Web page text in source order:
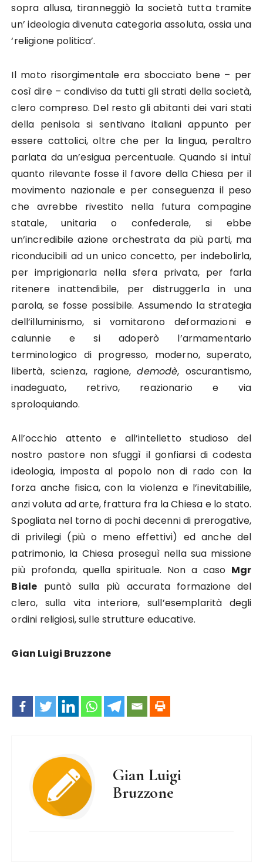
sopra allusa, tiranneggiò la società tutta tramite
un’ ideologia divenuta categoria assoluta, ossia una
‘religione politica’.
Il moto risorgimentale era sbocciato bene – per
così dire – condiviso da tutti gli strati della società,
clero compreso. Del resto gli abitanti dei vari stati
della penisola si sentivano italiani appunto per
essere cattolici, oltre che per la lingua, peraltro
parlata da un’esigua percentuale. Quando si intuì
quanto rilevante fosse il favore della Chiesa per il
movimento nazionale e per conseguenza il peso
che avrebbe rivestito nella futura compagine
statale, unitaria o confederale, si ebbe
un’incredibile azione orchestrata da più parti, ma
riconducibili ad un unico concetto, per indebolirla,
per imprigionarla nella sfera privata, per farla
ritenere inattendibile, per distruggerla in una
parola, se fosse possibile. Assumendo la strategia
dell’illuminismo, si vomitarono deformazioni e
calunnie e si adoperò l’armamentario
terminologico di progresso, moderno, superato,
libertà, scienza, ragione,demodè, oscurantismo,
inadeguato, retrivo, reazionario e via
sproloquiando.
All’occhio attento e all’intelletto studioso del
nostro pastore non sfuggì il gonfiarsi di codesta
ideologia, imposta al popolo non di rado con la
forza anche fisica, con la violenza e l’inevitabilile,
anzi voluta ad arte, frattura fra la Chiesa e lo stato.
Spogliata nel torno di pochi decenni di prerogative,
di privilegi (più o meno effettivi) ed anche del
patrimonio, la Chiesa proseguì nella sua missione
più profonda, quella spirituale. Non a caso Mgr
Biale puntò sulla più accurata formazione del
clero, sulla vita interiore, sull’esemplarità degli
ordini religiosi, sulle strutture educative.
Gian Luigi Bruzzone
Gian Luigi
Bruzzone